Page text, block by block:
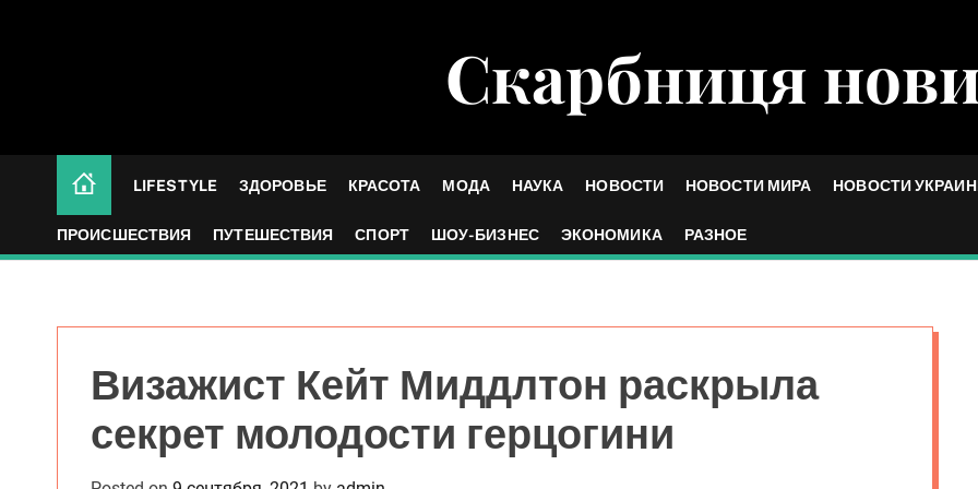
t
Скарбниця
LIFESTYLE ЗДОРОВЬЕ КРАСОТА МОДА НАУКА НОВОСТИ НОВОСТИ МИРА НОВОСТИ
ПРОИСШЕСТВИЯ ПУТЕШЕСТВИЯ СПОРТ ШОУ-БИЗНЕС ЭКОНОМИКА РАЗНОЕ
Визажист Кейт Миддлтон раскрыла
секрет молодости герцогини